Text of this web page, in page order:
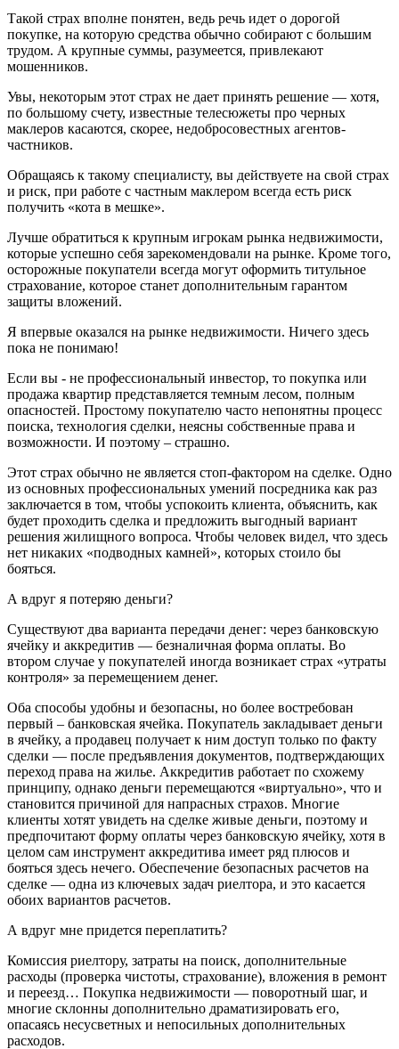
Такой страх вполне понятен, ведь речь идет о дорогой
покупке, на которую средства обычно собирают с большим
трудом. А крупные суммы, разумеется, привлекают
мошенников.
Увы, некоторым этот страх не дает принять решение — хотя,
по большому счету, известные телесюжеты про черных
маклеров касаются, скорее, недобросовестных агентов-
частников.
Обращаясь к такому специалисту, вы действуете на свой страх
и риск, при работе с частным маклером всегда есть риск
получить «кота в мешке».
Лучше обратиться к крупным игрокам рынка недвижимости,
которые успешно себя зарекомендовали на рынке. Кроме того,
осторожные покупатели всегда могут оформить титульное
страхование, которое станет дополнительным гарантом
защиты вложений.
Я впервые оказался на рынке недвижимости. Ничего здесь
пока не понимаю!
Если вы - не профессиональный инвестор, то покупка или
продажа квартир представляется темным лесом, полным
опасностей. Простому покупателю часто непонятны процесс
поиска, технология сделки, неясны собственные права и
возможности. И поэтому – страшно.
Этот страх обычно не является стоп-фактором на сделке. Одно
из основных профессиональных умений посредника как раз
заключается в том, чтобы успокоить клиента, объяснить, как
будет проходить сделка и предложить выгодный вариант
решения жилищного вопроса. Чтобы человек видел, что здесь
нет никаких «подводных камней», которых стоило бы
бояться.
А вдруг я потеряю деньги?
Существуют два варианта передачи денег: через банковскую
ячейку и аккредитив — безналичная форма оплаты. Во
втором случае у покупателей иногда возникает страх «утраты
контроля» за перемещением денег.
Оба способы удобны и безопасны, но более востребован
первый – банковская ячейка. Покупатель закладывает деньги
в ячейку, а продавец получает к ним доступ только по факту
сделки — после предъявления документов, подтверждающих
переход права на жилье. Аккредитив работает по схожему
принципу, однако деньги перемещаются «виртуально», что и
становится причиной для напрасных страхов. Многие
клиенты хотят увидеть на сделке живые деньги, поэтому и
предпочитают форму оплаты через банковскую ячейку, хотя в
целом сам инструмент аккредитива имеет ряд плюсов и
бояться здесь нечего. Обеспечение безопасных расчетов на
сделке — одна из ключевых задач риелтора, и это касается
обоих вариантов расчетов.
А вдруг мне придется переплатить?
Комиссия риелтору, затраты на поиск, дополнительные
расходы (проверка чистоты, страхование), вложения в ремонт
и переезд… Покупка недвижимости — поворотный шаг, и
многие склонны дополнительно драматизировать его,
опасаясь несусветных и непосильных дополнительных
расходов.